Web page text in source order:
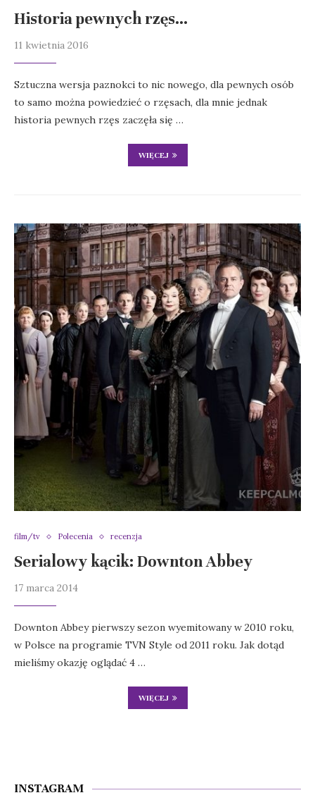
Historia pewnych rzęs…
11 kwietnia 2016
Sztuczna wersja paznokci to nic nowego, dla pewnych osób
to samo można powiedzieć o rzęsach, dla mnie jednak
historia pewnych rzęs zaczęła się …
WIĘCEJ
film/tv Polecenia recenzja
Serialowy kącik: Downton Abbey
17 marca 2014
Downton Abbey pierwszy sezon wyemitowany w 2010 roku,
w Polsce na programie TVN Style od 2011 roku. Jak dotąd
mieliśmy okazję oglądać 4 …
WIĘCEJ
INSTAGRAM